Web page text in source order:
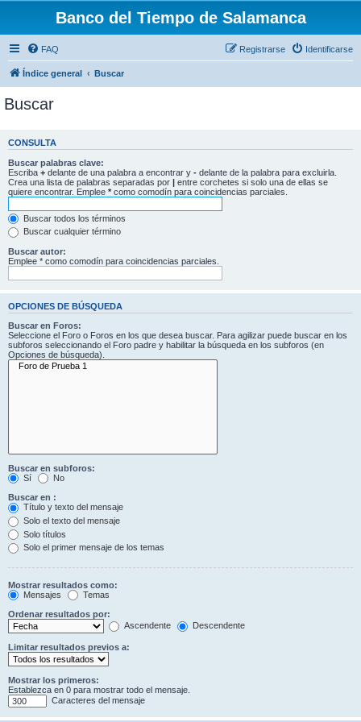
Banco del Tiempo de Salamanca
FAQ Identificarse
Registrarse
Índice general Buscar
Buscar
CONSULTA
Buscar palabras clave:
Escriba + delante de una palabra a encontrar y - delante de la palabra para excluirla.
Crea una lista de palabras separadas por | entre corchetes si solo una de ellas se
quiere encontrar. Emplee * como comodín para coincidencias parciales.
Buscar todos los términos
Buscar cualquier término
Buscar autor:
Emplee * como comodín para coincidencias parciales.
OPCIONES DE BÚSQUEDA
Buscar en Foros:
Seleccione el Foro o Foros en los que desea buscar. Para agilizar puede buscar en los
subforos seleccionando el Foro padre y habilitar la búsqueda en los subforos (en
Opciones de búsqueda).
Buscar en subforos:
Sí
No
Buscar en :
Título y texto del mensaje
Solo el texto del mensaje
Solo títulos
Solo el primer mensaje de los temas
Mostrar resultados como:
Mensajes
Temas
Ordenar resultados por:
Ascendente
Descendente
Limitar resultados previos a:
Mostrar los primeros:
Establezca en 0 para mostrar todo el mensaje.
Caracteres del mensaje